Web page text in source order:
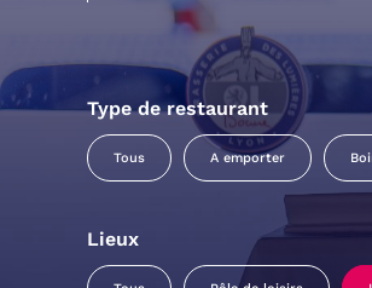
Type de restaurant
Tous A emporter
Lieux